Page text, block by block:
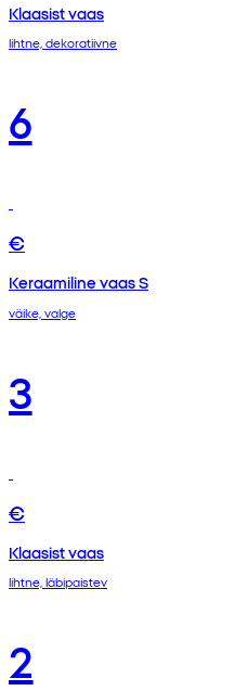
Klaasist vaas
lihtne, dekoratiivne
6
€
Keraamiline vaas S
väike, valge
3
€
Klaasist vaas
lihtne, läbipaistev
2